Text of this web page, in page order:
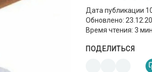
Дата публикации
Обновлено:
Время чтения: 3 мин
ПОДЕЛИТЬСЯ